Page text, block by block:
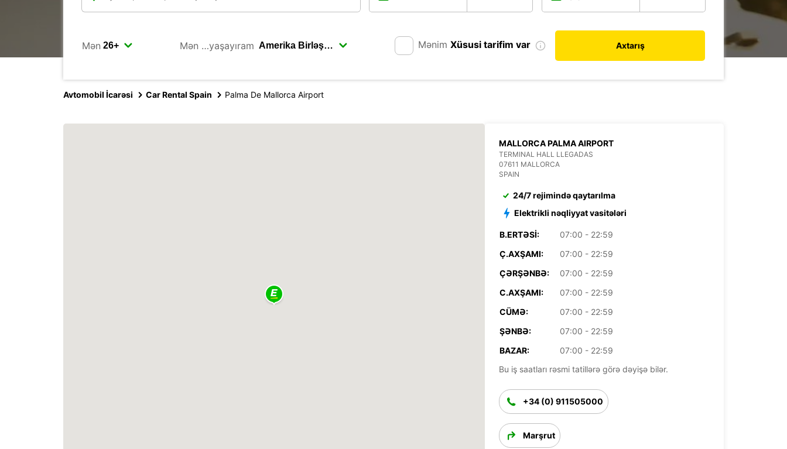
Mən Mən …yaşayıram Mənim Xüsusi tarifim var Axtarış
Avtomobil İcarəsi Car Rental Spain Palma De Mallorca Airport
MALLORCA PALMA AIRPORT
TERMINAL HALL LLEGADAS
07611 MALLORCA
SPAIN
24/7 rejimində qaytarılma
Elektrikli nəqliyyat vasitələri
B.ERTƏSI:
07:00 - 22:59
Ç.AXŞAMI:
07:00 - 22:59
ÇƏRŞƏNBƏ:
07:00 - 22:59
C.AXŞAMI:
07:00 - 22:59
CÜMƏ:
07:00 - 22:59
ŞƏNBƏ:
07:00 - 22:59
BAZAR:
07:00 - 22:59
Bu iş saatları rəsmi tatillərə görə dəyişə bilər.
+34 (0) 911505000
Marşrut